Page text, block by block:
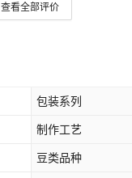
查看全部评价
包装系列
制作工艺
豆类品种